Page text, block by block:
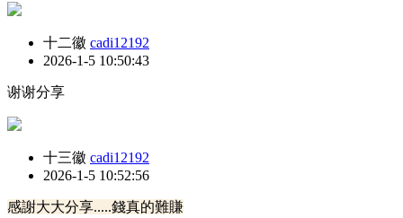
十二徽 cadi12192
2026-1-5 10:50:43
谢谢分享
十三徽 cadi12192
2026-1-5 10:52:56
感謝大大分享.....錢真的難賺